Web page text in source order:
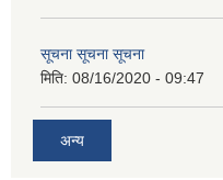
सूचना सूचना सूचना
मिति: 08/16/2020 - 09:47
अन्य